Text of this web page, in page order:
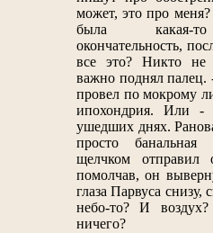
может, это про
была какая-то
окончательность,
все это? Никто не
важно поднял палец.
провел по мокрому
ипохондрия. Или -
ушедших днях.
просто
щелчком
помолчав, он
глаза Парвуса
небо-то? И
ничего?